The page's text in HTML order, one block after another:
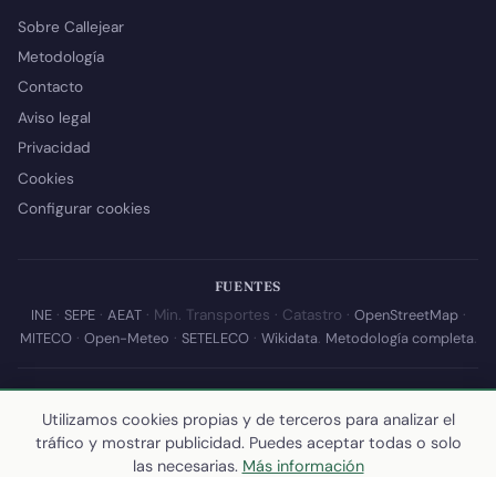
Sobre Callejear
Metodología
Contacto
Aviso legal
Privacidad
Cookies
Configurar cookies
FUENTES
INE· SEPE· AEAT· Min. Transportes · Catastro · OpenStreetMap·
MITECO· Open-Meteo · SETELECO· Wikidata. Metodología completa.
© 2026 Callejear.com — Directorio municipal de España con datos
abiertos. Desarrollado y mantenido porYoel Castaño.
Última actualización de esta página:10 de julio de 2026
Utilizamos cookies propias y de terceros para analizar el
tráfico y mostrar publicidad. Puedes aceptar todas o solo
las necesarias. Más información